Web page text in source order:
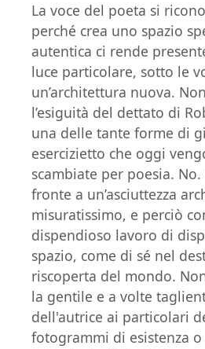
La voce del poeta si
perché crea uno spazio
autentica ci rende
luce particolare, sotto le
un’architettura nuova.
l’esiguità del dettato di
una delle tante forme di
esercizietto che oggi
scambiate per poesia.
fronte a un’asciuttezza
misuratissimo, e perciò
dispendioso lavoro di
spazio, come di sé nel
riscoperta del mondo.
la gentile e a volte
dell'autrice ai particolari
fotogrammi di esistenza